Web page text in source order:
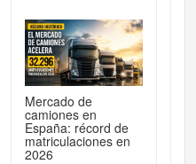
Mercado de
camiones en
España: récord de
matriculaciones en
2026